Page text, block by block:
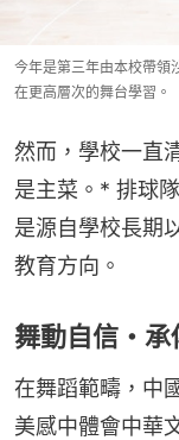
今年是第三年由本校帶領
在更高層次的舞台學習。
然而，學校一直
是主菜。* 排球
是源自學校長期
教育方向。
舞動自信・
在舞蹈範疇，中
美感中體會中華